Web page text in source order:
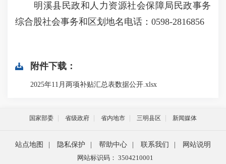
明溪县民政和人力资源社会保障局民政事务
综合股社会事务和区划地名电话：0598-2816856
附件下载：
2025年11月两项补贴汇总表数据公开.xlsx
国家部委 省级政府 省内地市 三明县区 新闻媒体
站点地图 隐私保护 帮助中心 联系我们
网站说明
网站标识码： 3504210001